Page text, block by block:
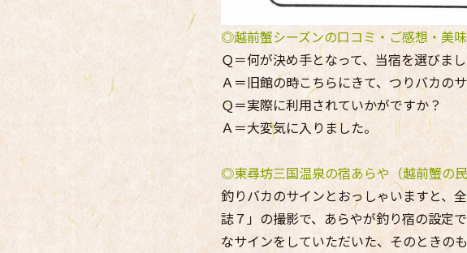
◎越前蟹シーズンの口コミ・ご感想・美
Ｑ＝何が決め手となって、当宿を選びま
Ａ＝旧館の時こちらにきて、つりバカの
Ｑ＝実際に利用されていかがですか？
Ａ＝大変気に入りました。
◎東尋坊三国温泉の宿あらや（越前蟹の
釣りバカのサインとおっしゃいますと、
誌７」の撮影で、あらやが釣り宿の設定
なサインをしていただいた、そのときの